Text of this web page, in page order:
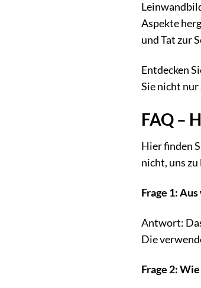
Aspekte
und Tat zur
Entdecken
Sie nicht nur
FAQ –
Hier finden
nicht, uns
Frage 1:
Antwort:
Die
Frage 2: